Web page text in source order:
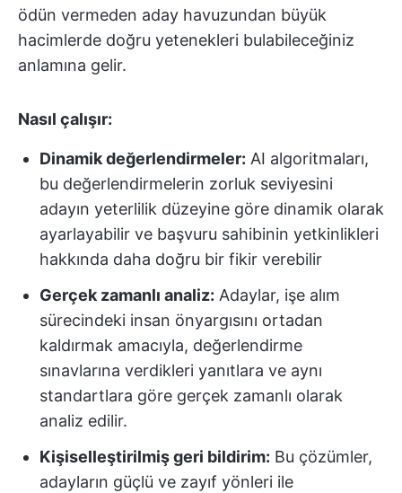
ödün vermeden aday havuzundan büyük
hacimlerde doğru yetenekleri bulabileceğiniz
anlamına gelir.
Nasıl çalışır:
Dinamik değerlendirmeler: AI algoritmaları,
bu değerlendirmelerin zorluk seviyesini
adayın yeterlilik düzeyine göre dinamik olarak
ayarlayabilir ve başvuru sahibinin yetkinlikleri
hakkında daha doğru bir fikir verebilir
Gerçek zamanlı analiz: Adaylar, işe alım
sürecindeki insan önyargısını ortadan
kaldırmak amacıyla, değerlendirme
sınavlarına verdikleri yanıtlara ve aynı
standartlara göre gerçek zamanlı olarak
analiz edilir.
Kişiselleştirilmiş geri bildirim: Bu çözümler,
adayların güçlü ve zayıf yönleri ile